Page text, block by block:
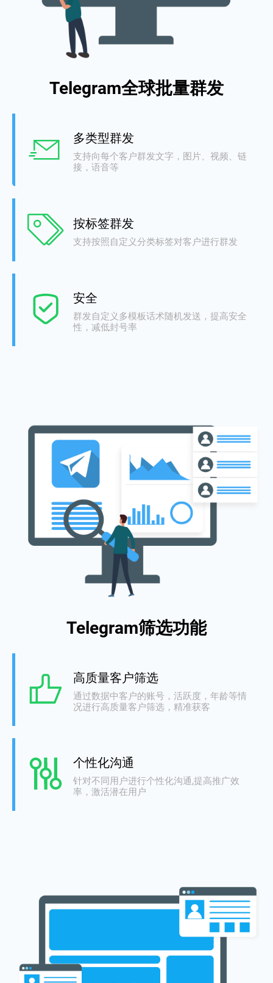
Telegram全球批量群发
多类型群发
支持向每个客户群发文字，图片、视频、链
接，语音等
按标签群发
支持按照自定义分类标签对客户进行群发
安全
群发自定义多模板话术随机发送，提高安全
性，减低封号率
Telegram筛选功能
高质量客户筛选
通过数据中客户的账号，活跃度，年龄等情
况进行高质量客户筛选，精准获客
个性化沟通
针对不同用户进行个性化沟通,提高推广效
率，激活潜在用户